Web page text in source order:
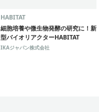
HABITAT
細胞培養や微生物発酵の研究に！新
型バイオリアクターHABITAT
IKAジャパン株式会社